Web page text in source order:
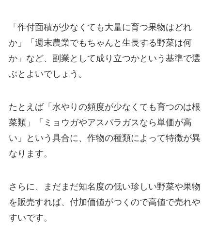
「作付面積が少なくても大量に育つ果物はどれ
か」「週末農業でもちゃんと生長する野菜は何
か」など、副業として成り立つかという基準で選
ぶとよいでしょう。
たとえば「水やりの頻度が少なくても育つのは根
菜類」「ミョウガやアスパラガスなら単価が高
い」という具合に、作物の種類によって特徴が異
なります。
さらに、まだまだ知名度の低い珍しい野菜や果物
を販売すれば、付加価値がつくので高値で売れや
すいです。